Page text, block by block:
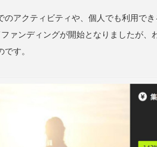
のアクティビティや、個人でも利用で
ァンディングが開始となりましたが、
す。